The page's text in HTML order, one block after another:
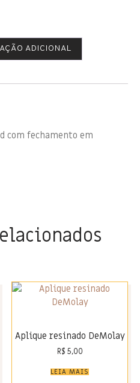
ADICIONAL
com fechamento em
Aplique resinado DeMolay
R$ 5,00
LEIA MAIS